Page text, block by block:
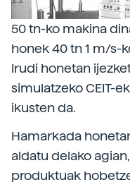
50 tn-ko makina
honek 40 tn 1 m/s-
Irudi honetan
simulatzeko CEIT-
ikusten da.
Hamarkada
aldatu delako
produktuak